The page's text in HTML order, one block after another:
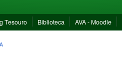
Tesouro Biblioteca AVA - Moodle